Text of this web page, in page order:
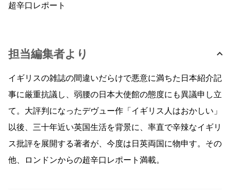
超辛口レポート
担当編集者より
イギリスの雑誌の間違いだらけで悪意に満ちた日本紹介記
事に厳重抗議し、弱腰の日本大使館の態度にも異議申し立
て。大評判になったデヴュー作「イギリス人はおかしい」
以後、三十年近い英国生活を背景に、率直で辛辣なイギリ
ス批評を展開する著者が、今度は日英両国に物申す。その
他、ロンドンからの超辛口レポート満載。